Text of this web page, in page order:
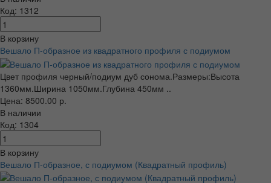
Код: 1312
В корзину
Вешало П-образное из квадратного профиля с подиумом
Цвет профиля черный/подиум дуб сонома.Размеры:Высота
1360мм.Ширина 1050мм.Глубина 450мм ..
Цена: 8500.00 р.
В наличии
Код: 1304
В корзину
Вешало П-образное, с подиумом (Квадратный профиль)